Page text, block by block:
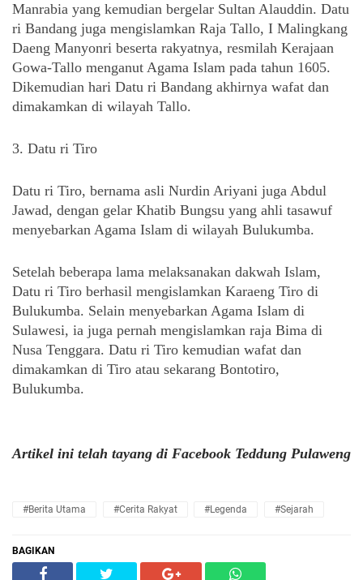
Manrabia yang kemudian bergelar Sultan Alauddin. Datu
ri Bandang juga mengislamkan Raja Tallo, I Malingkang
Daeng Manyonri beserta rakyatnya, resmilah Kerajaan
Gowa-Tallo menganut Agama Islam pada tahun 1605.
Dikemudian hari Datu ri Bandang akhirnya wafat dan
dimakamkan di wilayah Tallo.
3. Datu ri Tiro
Datu ri Tiro, bernama asli Nurdin Ariyani juga Abdul
Jawad, dengan gelar Khatib Bungsu yang ahli tasawuf
menyebarkan Agama Islam di wilayah Bulukumba.
Setelah beberapa lama melaksanakan dakwah Islam,
Datu ri Tiro berhasil mengislamkan Karaeng Tiro di
Bulukumba. Selain menyebarkan Agama Islam di
Sulawesi, ia juga pernah mengislamkan raja Bima di
Nusa Tenggara. Datu ri Tiro kemudian wafat dan
dimakamkan di Tiro atau sekarang Bontotiro,
Bulukumba.
#Berita Utama #cerita Rakyat #Legenda #Sejarah
BAGIKAN